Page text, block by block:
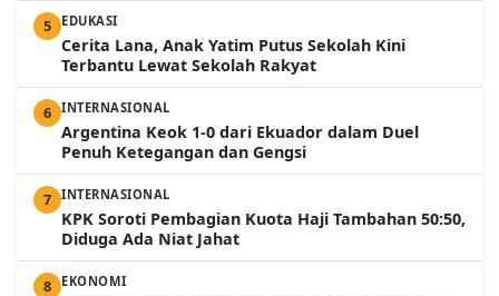
5 EDUKASI
Cerita Lana, Anak Yatim Putus Sekolah Kini
Terbantu Lewat Sekolah Rakyat
6 INTERNASIONAL
Argentina Keok 1-0 dari Ekuador dalam Duel
Penuh Ketegangan dan Gengsi
7 INTERNASIONAL
KPK Soroti Pembagian Kuota Haji Tambahan 50:50,
Diduga Ada Niat Jahat
8 EKONOMI